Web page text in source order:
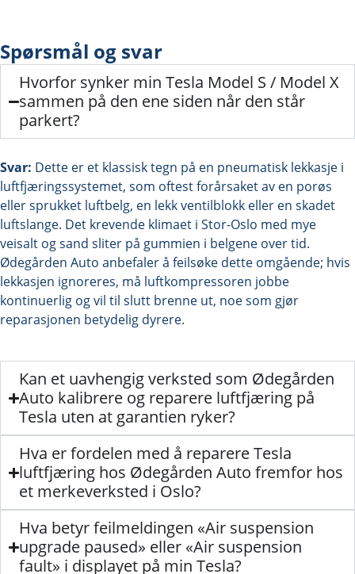
Spørsmål og svar
Hvorfor synker min Tesla Model S / Model X
sammen på den ene siden når den står
parkert?
Svar: Dette er et klassisk tegn på en pneumatisk lekkasje i
luftfjæringssystemet, som oftest forårsaket av en porøs
eller sprukket luftbelg, en lekk ventilblokk eller en skadet
luftslange. Det krevende klimaet i Stor-Oslo med mye
veisalt og sand sliter på gummien i belgene over tid.
Ødegården Auto anbefaler å feilsøke dette omgående; hvis
lekkasjen ignoreres, må luftkompressoren jobbe
kontinuerlig og vil til slutt brenne ut, noe som gjør
reparasjonen betydelig dyrere.
Kan et uavhengig verksted som Ødegården
Auto kalibrere og reparere luftfjæring på
Tesla uten at garantien ryker?
Hva er fordelen med å reparere Tesla
luftfjæring hos Ødegården Auto fremfor hos
et merkeverksted i Oslo?
Hva betyr feilmeldingen «Air suspension
upgrade paused» eller «Air suspension
fault» i displayet på min Tesla?